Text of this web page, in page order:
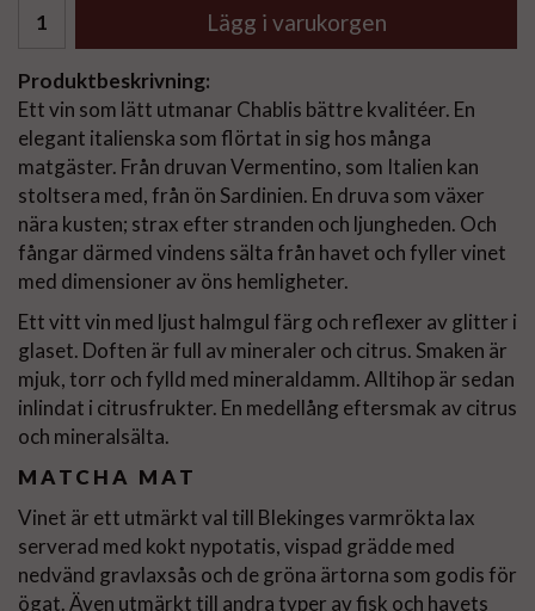
Lägg i varukorgen
Produktbeskrivning:
Ett vin som lätt utmanar Chablis bättre kvalitéer. En
elegant italienska som flörtat in sig hos många
matgäster. Från druvan Vermentino, som Italien kan
stoltsera med, från ön Sardinien. En druva som växer
nära kusten; strax efter stranden och ljungheden. Och
fångar därmed vindens sälta från havet och fyller vinet
med dimensioner av öns hemligheter.
Ett vitt vin med ljust halmgul färg och reflexer av glitter i
glaset. Doften är full av mineraler och citrus. Smaken är
mjuk, torr och fylld med mineraldamm. Alltihop är sedan
inlindat i citrusfrukter. En medellång eftersmak av citrus
och mineralsälta.
MATCHA MAT
Vinet är ett utmärkt val till Blekinges varmrökta lax
serverad med kokt nypotatis, vispad grädde med
nedvänd gravlaxsås och de gröna ärtorna som godis för
ögat. Även utmärkt till andra typer av fisk och havets